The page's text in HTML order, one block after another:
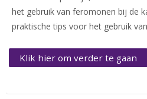
het gebruik van feromonen bij de
praktische tips voor het gebruik
Klik hier om verder te gaan